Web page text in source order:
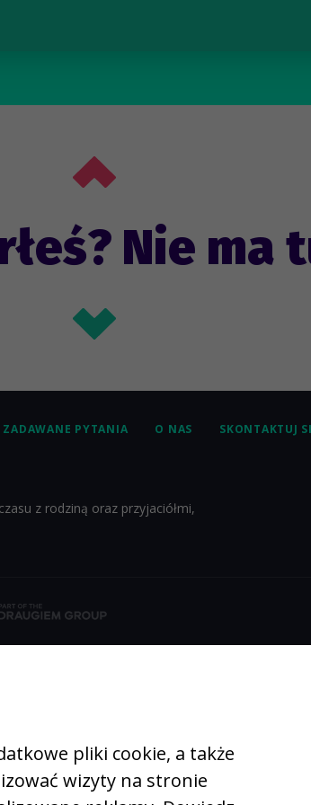
Nie ma
ZADAWANE PYTANIA O NAS SKONTAKTUJ
z rodziną oraz przyjaciółmi,
pliki cookie, a także
wizyty na stronie